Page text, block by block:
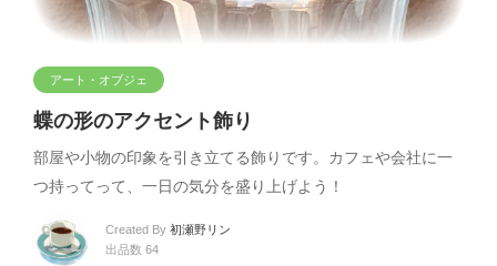
アート・オブジェ
蝶の形のアクセント飾り
部屋や小物の印象を引き立てる飾りです。カフェや会社に一
つ持ってって、一日の気分を盛り上げよう！
Created By 初瀬野リン
出品数 64